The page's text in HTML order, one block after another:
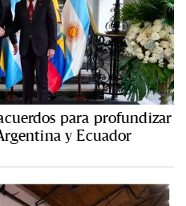
para profundizar
y Ecuador